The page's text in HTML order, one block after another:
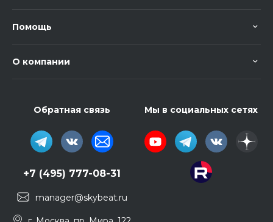
Помощь
О компании
Обратная связь
+7 (495) 777-08-31
manager@skybeat.ru
Мы в социальных сетях